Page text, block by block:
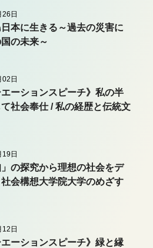
日
本に生きる～過去の災害に
の未来～
日
エーションスピーチ》私の半
社会奉仕 / 私の経歴と伝統文
日
」の探究から理想の社会をデ
会構想大学院大学のめざす
日
エーションスピーチ》緑と縁